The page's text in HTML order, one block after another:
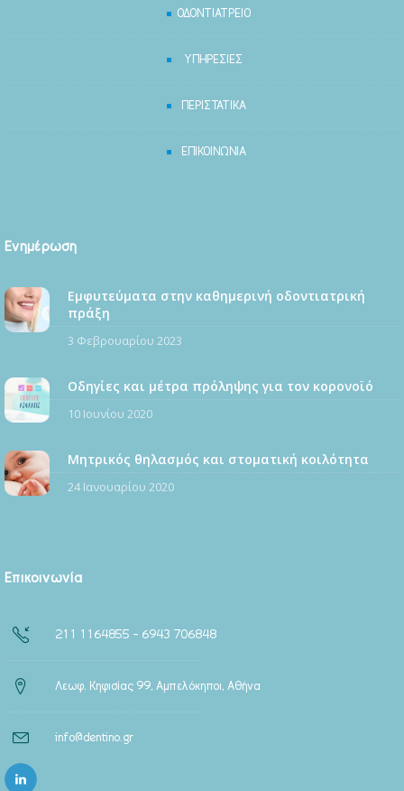
ΟΔΟΝΤΙΑΤΡΕΙΟ
ΥΠΗΡΕΣΙΕΣ
ΠΕΡΙΣΤΑΤΙΚΑ
ΕΠΙΚΟΙΝΩΝΙΑ
Ενημέρωση
Εμφυτεύματα στην καθημερινή οδοντιατρική
πράξη
3 Φεβρουαρίου 2023
Οδηγίες και μέτρα πρόληψης για τον κορονοϊό
10 Ιουνίου 2020
Μητρικός θηλασμός και στοματική κοιλότητα
24 Ιανουαρίου 2020
Επικοινωνία
211 1164855 – 6943 706848
Λεωφ. Κηφισίας 99, Αμπελόκηποι, Αθήνα
info@dentino.gr